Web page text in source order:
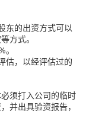
东的出资方式可以
方式。
估，以经评估过的
须打入公司的临时
并出具验资报告，